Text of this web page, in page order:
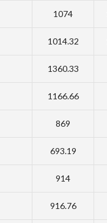
1074
1014.32
1360.33
1166.66
869
693.19
914
916.76